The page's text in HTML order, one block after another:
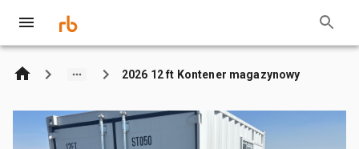
2026 12 ft Kontener magazynowy